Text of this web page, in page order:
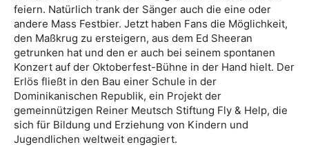
feiern. Natürlich trank der Sänger auch die eine oder
andere Mass Festbier. Jetzt haben Fans die Möglichkeit,
den Maßkrug zu ersteigern, aus dem Ed Sheeran
getrunken hat und den er auch bei seinem spontanen
Konzert auf der Oktoberfest-Bühne in der Hand hielt. Der
Erlös fließt in den Bau einer Schule in der
Dominikanischen Republik, ein Projekt der
gemeinnützigen Reiner Meutsch Stiftung Fly & Help, die
sich für Bildung und Erziehung von Kindern und
Jugendlichen weltweit engagiert.